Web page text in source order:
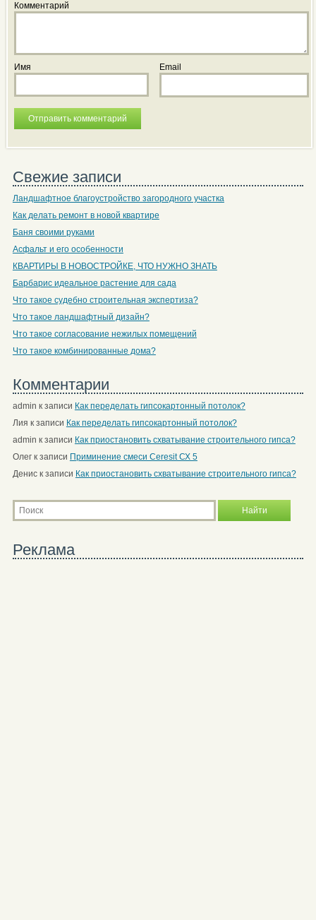
Комментарий
Имя Email
Свежие записи
Ландшафтное благоустройство загородного участка
Как делать ремонт в новой квартире
Баня своими руками
Асфальт и его особенности
КВАРТИРЫ В НОВОСТРОЙКЕ, ЧТО НУЖНО ЗНАТЬ
Барбарис идеальное растение для сада
Что такое судебно строительная экспертиза?
Что такое ландшафтный дизайн?
Что такое согласование нежилых помещений
Что такое комбинированные дома?
Комментарии
admin к записи Как переделать гипсокартонный потолок?
Лия к записи Как переделать гипсокартонный потолок?
admin к записи Как приостановить схватывание строительного гипса?
Олегк записи Приминение смеси Ceresit СХ 5
Дениск записи Как приостановить схватывание строительного гипса?
Реклама